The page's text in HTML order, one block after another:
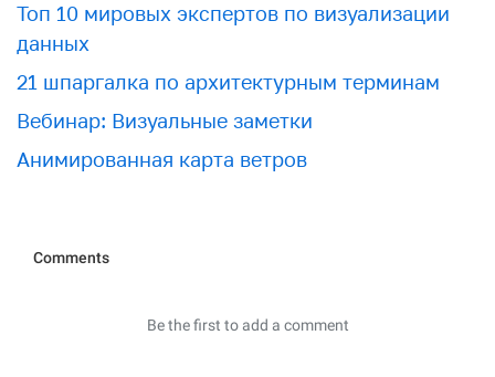
Топ 10 мировых экспертов по визуализации
данных
21 шпаргалка по архитектурным терминам
Вебинар: Визуальные заметки
Анимированная карта ветров